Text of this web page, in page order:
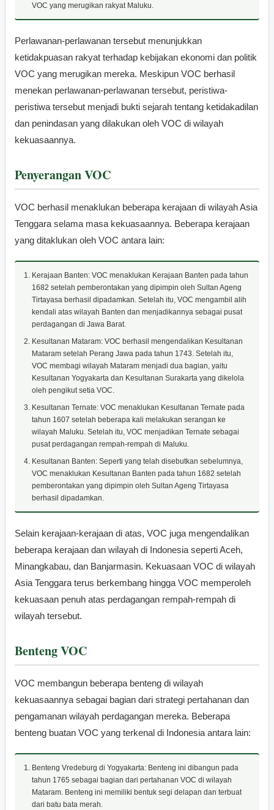
VOC yang merugikan rakyat Maluku.
Perlawanan-perlawanan tersebut menunjukkan
ketidakpuasan rakyat terhadap kebijakan ekonomi dan politik
VOC yang merugikan mereka. Meskipun VOC berhasil
menekan perlawanan-perlawanan tersebut, peristiwa-
peristiwa tersebut menjadi bukti sejarah tentang ketidakadilan
dan penindasan yang dilakukan oleh VOC di wilayah
kekuasaannya.
Penyerangan VOC
VOC berhasil menaklukan beberapa kerajaan di wilayah Asia
Tenggara selama masa kekuasaannya. Beberapa kerajaan
yang ditaklukan oleh VOC antara lain:
Kerajaan Banten: VOC menaklukan Kerajaan Banten pada tahun
1682 setelah pemberontakan yang dipimpin oleh Sultan Ageng
Tirtayasa berhasil dipadamkan. Setelah itu, VOC mengambil alih
kendali atas wilayah Banten dan menjadikannya sebagai pusat
perdagangan di Jawa Barat.
Kesultanan Mataram: VOC berhasil mengendalikan Kesultanan
Mataram setelah Perang Jawa pada tahun 1743. Setelah itu,
VOC membagi wilayah Mataram menjadi dua bagian, yaitu
Kesultanan Yogyakarta dan Kesultanan Surakarta yang dikelola
oleh pengikut setia VOC.
Kesultanan Ternate: VOC menaklukan Kesultanan Ternate pada
tahun 1607 setelah beberapa kali melakukan serangan ke
wilayah Maluku. Setelah itu, VOC menjadikan Ternate sebagai
pusat perdagangan rempah-rempah di Maluku.
Kesultanan Banten: Seperti yang telah disebutkan sebelumnya,
VOC menaklukan Kesultanan Banten pada tahun 1682 setelah
pemberontakan yang dipimpin oleh Sultan Ageng Tirtayasa
berhasil dipadamkan.
Selain kerajaan-kerajaan di atas, VOC juga mengendalikan
beberapa kerajaan dan wilayah di Indonesia seperti Aceh,
Minangkabau, dan Banjarmasin. Kekuasaan VOC di wilayah
Asia Tenggara terus berkembang hingga VOC memperoleh
kekuasaan penuh atas perdagangan rempah-rempah di
wilayah tersebut.
Benteng VOC
VOC membangun beberapa benteng di wilayah
kekuasaannya sebagai bagian dari strategi pertahanan dan
pengamanan wilayah perdagangan mereka. Beberapa
benteng buatan VOC yang terkenal di Indonesia antara lain:
Benteng Vredeburg di Yogyakarta: Benteng ini dibangun pada
tahun 1765 sebagai bagian dari pertahanan VOC di wilayah
Mataram. Benteng ini memiliki bentuk segi delapan dan terbuat
dari batu bata merah.